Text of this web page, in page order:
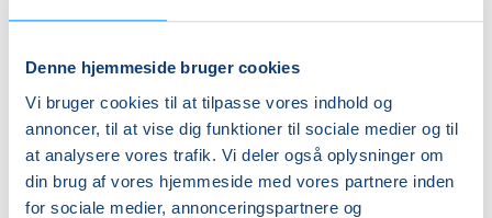
Denne hjemmeside bruger cookies
Vi bruger cookies til at tilpasse vores indhold og
annoncer, til at vise dig funktioner til sociale medier og til
at analysere vores trafik. Vi deler også oplysninger om
din brug af vores hjemmeside med vores partnere inden
for sociale medier, annonceringspartnere og
Stoleyoga
seniorer
-
søndag
morgen
-
Hensyntagende
Ledige pladser
søn. 06.09.2026, 09.00
Frederikssund
Tove Schütt
Yoga
den
stive
krop
M/K
-
hensyntagende
Venteliste
ons. 12.08.2026, 10.45
Frederikssund
Benedikte Hamann